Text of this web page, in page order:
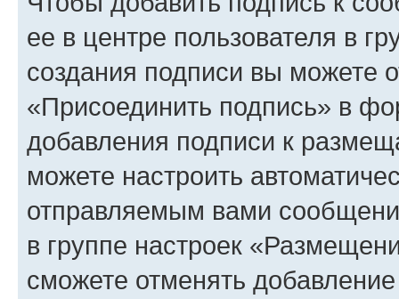
ее в центре пользователя в
создания подписи вы можете
«Присоединить подпись» в
добавления подписи к
можете настроить
отправляемым вами
в группе настроек
сможете отменять